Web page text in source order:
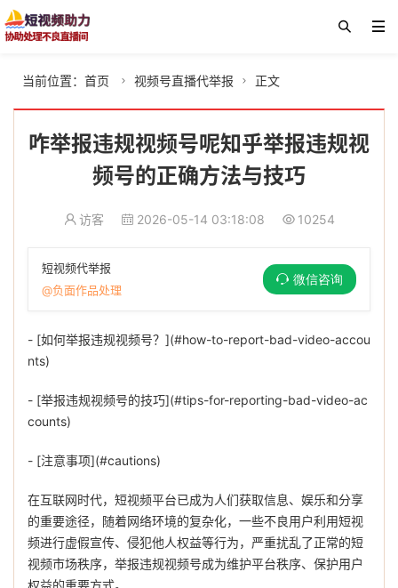
当前位置： 首页  视频号直播代举报  正文
咋举报违规视频号呢知乎举报违规视
频号的正确方法与技巧
访客 2026-05-14 03:18:08 10254
短视频代举报
@负面作品处理
微信咨询
- [如何举报违规视频号？](#how-to-report-bad-video-accou
nts)
- [举报违规视频号的技巧](#tips-for-reporting-bad-video-ac
counts)
- [注意事项](#cautions)
在互联网时代，短视频平台已成为人们获取信息、娱乐和分享
的重要途径，随着网络环境的复杂化，一些不良用户利用短视
频进行虚假宣传、侵犯他人权益等行为，严重扰乱了正常的短
视频市场秩序，举报违规视频号成为维护平台秩序、保护用户
权益的重要方式。